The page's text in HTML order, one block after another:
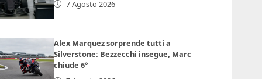
7 Agosto 2026
Alex Marquez sorprende tutti a
Silverstone: Bezzecchi insegue, Marc
chiude 6°